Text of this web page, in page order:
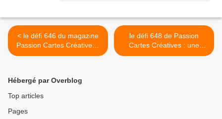
< le défi 646 du magazine
Passion Cartes Créatives :
ma réalisation
le défi 648 de Passion
Cartes Créatives : une
lanterne ou candélabre >
Hébergé par Overblog
Top articles
Pages